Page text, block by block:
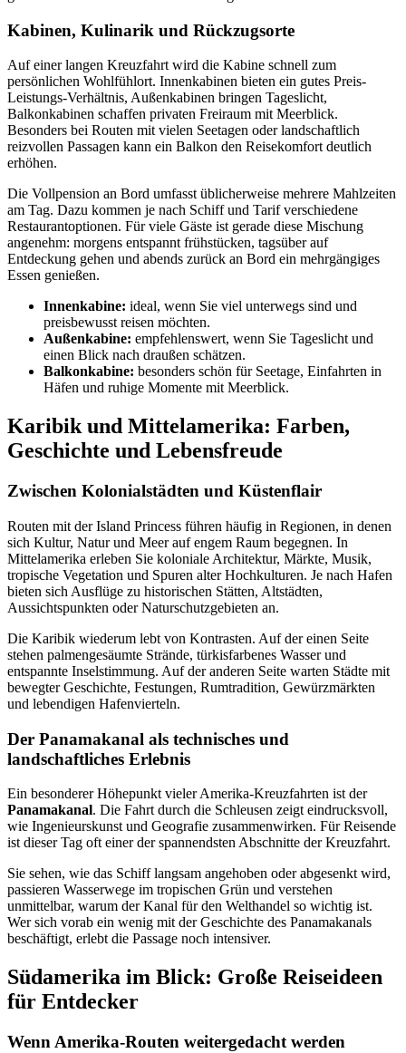
Kabinen, Kulinarik und Rückzugsorte
Auf einer langen Kreuzfahrt wird die Kabine schnell zum
persönlichen Wohlfühlort. Innenkabinen bieten ein gutes Preis-
Leistungs-Verhältnis, Außenkabinen bringen Tageslicht,
Balkonkabinen schaffen privaten Freiraum mit Meerblick.
Besonders bei Routen mit vielen Seetagen oder landschaftlich
reizvollen Passagen kann ein Balkon den Reisekomfort deutlich
erhöhen.
Die Vollpension an Bord umfasst üblicherweise mehrere Mahlzeiten
am Tag. Dazu kommen je nach Schiff und Tarif verschiedene
Restaurantoptionen. Für viele Gäste ist gerade diese Mischung
angenehm: morgens entspannt frühstücken, tagsüber auf
Entdeckung gehen und abends zurück an Bord ein mehrgängiges
Essen genießen.
Innenkabine: ideal, wenn Sie viel unterwegs sind und
preisbewusst reisen möchten.
Außenkabine: empfehlenswert, wenn Sie Tageslicht und
einen Blick nach draußen schätzen.
Balkonkabine: besonders schön für Seetage, Einfahrten in
Häfen und ruhige Momente mit Meerblick.
Karibik und Mittelamerika: Farben,
Geschichte und Lebensfreude
Zwischen Kolonialstädten und Küstenflair
Routen mit der Island Princess führen häufig in Regionen, in denen
sich Kultur, Natur und Meer auf engem Raum begegnen. In
Mittelamerika erleben Sie koloniale Architektur, Märkte, Musik,
tropische Vegetation und Spuren alter Hochkulturen. Je nach Hafen
bieten sich Ausflüge zu historischen Stätten, Altstädten,
Aussichtspunkten oder Naturschutzgebieten an.
Die Karibik wiederum lebt von Kontrasten. Auf der einen Seite
stehen palmengesäumte Strände, türkisfarbenes Wasser und
entspannte Inselstimmung. Auf der anderen Seite warten Städte mit
bewegter Geschichte, Festungen, Rumtradition, Gewürzmärkten
und lebendigen Hafenvierteln.
Der Panamakanal als technisches und
landschaftliches Erlebnis
Ein besonderer Höhepunkt vieler Amerika-Kreuzfahrten ist der
Panamakanal. Die Fahrt durch die Schleusen zeigt eindrucksvoll,
wie Ingenieurskunst und Geografie zusammenwirken. Für Reisende
ist dieser Tag oft einer der spannendsten Abschnitte der Kreuzfahrt.
Sie sehen, wie das Schiff langsam angehoben oder abgesenkt wird,
passieren Wasserwege im tropischen Grün und verstehen
unmittelbar, warum der Kanal für den Welthandel so wichtig ist.
Wer sich vorab ein wenig mit der Geschichte des Panamakanals
beschäftigt, erlebt die Passage noch intensiver.
Südamerika im Blick: Große Reiseideen
für Entdecker
Wenn Amerika-Routen weitergedacht werden